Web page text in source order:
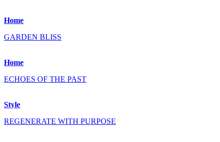
Home
GARDEN BLISS
Home
ECHOES OF THE PAST
Style
REGENERATE WITH PURPOSE